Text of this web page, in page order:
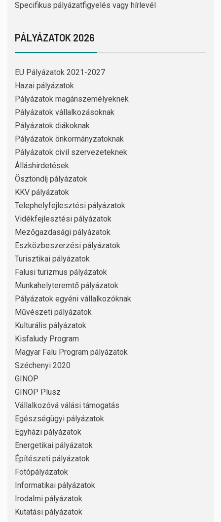
Specifikus pályázatfigyelés vagy hírlevél
PÁLYÁZATOK 2026
EU Pályázatok 2021-2027
Hazai pályázatok
Pályázatok magánszemélyeknek
Pályázatok vállalkozásoknak
Pályázatok diákoknak
Pályázatok önkormányzatoknak
Pályázatok civil szervezeteknek
Álláshirdetések
Ösztöndíj pályázatok
KKV pályázatok
Telephelyfejlesztési pályázatok
Vidékfejlesztési pályázatok
Mezőgazdasági pályázatok
Eszközbeszerzési pályázatok
Turisztikai pályázatok
Falusi turizmus pályázatok
Munkahelyteremtő pályázatok
Pályázatok egyéni vállalkozóknak
Művészeti pályázatok
Kulturális pályázatok
Kisfaludy Program
Magyar Falu Program pályázatok
Széchenyi 2020
GINOP
GINOP Plusz
Vállalkozóvá válási támogatás
Egészségügyi pályázatok
Egyházi pályázatok
Energetikai pályázatok
Építészeti pályázatok
Fotópályázatok
Informatikai pályázatok
Irodalmi pályázatok
Kutatási pályázatok